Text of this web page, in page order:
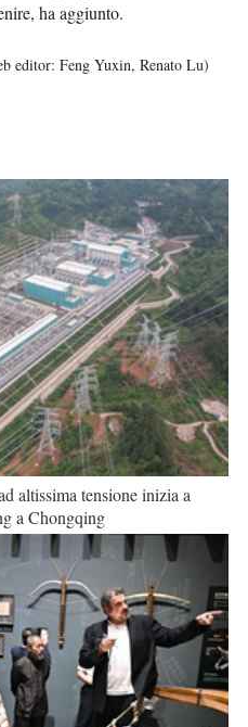
ha aggiunto.
editor: Feng Yuxin, Renato Lu)
altissima tensione inizia a
a Chongqing